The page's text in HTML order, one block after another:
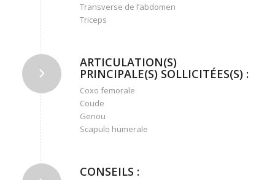
Transverse de l’abdomen
Triceps
ARTICULATION(S)
PRINCIPALE(S) SOLLICITÉES(S) :
Coxo femorale
Coude
Genou
Scapulo humerale
CONSEILS :